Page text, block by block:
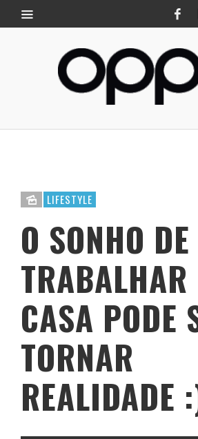
LIFESTYLE
O SONHO DE
TRABALHAR
CASA PODE
TORNAR
REALIDADE